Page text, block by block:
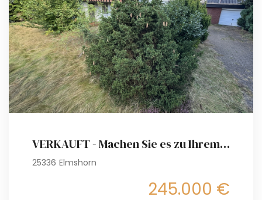
VERKAUFT - Machen Sie es zu Ihrem Projekt - Option auf Baugrundstück für ein Einfamilienhaus
25336 Elmshorn
245.000 €